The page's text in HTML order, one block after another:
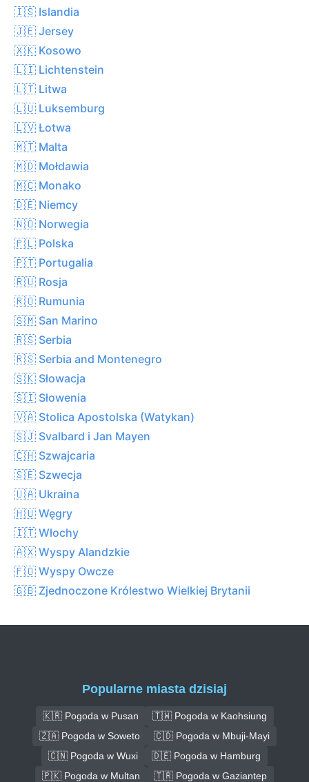
🇮🇸 Islandia
🇯🇪 Jersey
🇽🇰 Kosowo
🇱🇮 Lichtenstein
🇱🇹 Litwa
🇱🇺 Luksemburg
🇱🇻 Łotwa
🇲🇹 Malta
🇲🇩 Mołdawia
🇲🇨 Monako
🇩🇪 Niemcy
🇳🇴 Norwegia
🇵🇱 Polska
🇵🇹 Portugalia
🇷🇺 Rosja
🇷🇴 Rumunia
🇸🇲 San Marino
🇷🇸 Serbia
🇷🇸 Serbia and Montenegro
🇸🇰 Słowacja
🇸🇮 Słowenia
🇻🇦 Stolica Apostolska (Watykan)
🇸🇯 Svalbard i Jan Mayen
🇨🇭 Szwajcaria
🇸🇪 Szwecja
🇺🇦 Ukraina
🇭🇺 Węgry
🇮🇹 Włochy
🇦🇽 Wyspy Alandzkie
🇫🇴 Wyspy Owcze
🇬🇧 Zjednoczone Królestwo Wielkiej Brytanii
Popularne miasta dzisiaj
🇰🇷 Pogoda w Pusan
🇹🇼 Pogoda w Kaohsiung
🇿🇦 Pogoda w Soweto
🇨🇩 Pogoda w Mbuji-Mayi
🇨🇳 Pogoda w Wuxi
🇩🇪 Pogoda w Hamburg
🇵🇰 Pogoda w Multan
🇹🇷 Pogoda w Gaziantep